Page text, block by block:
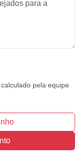
pela equipe